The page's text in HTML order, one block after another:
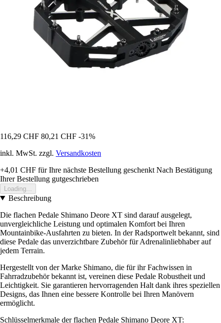
116,29 CHF 80,21 CHF -31%
inkl. MwSt. zzgl. Versandkosten
+4,01 CHF für Ihre nächste Bestellung geschenkt Nach Bestätigung
Ihrer Bestellung gutgeschrieben
Loading...
Beschreibung
Die flachen Pedale Shimano Deore XT sind darauf ausgelegt,
unvergleichliche Leistung und optimalen Komfort bei Ihren
Mountainbike-Ausfahrten zu bieten. In der Radsportwelt bekannt, sind
diese Pedale das unverzichtbare Zubehör für Adrenalinliebhaber auf
jedem Terrain.
Hergestellt von der Marke Shimano, die für ihr Fachwissen in
Fahrradzubehör bekannt ist, vereinen diese Pedale Robustheit und
Leichtigkeit. Sie garantieren hervorragenden Halt dank ihres speziellen
Designs, das Ihnen eine bessere Kontrolle bei Ihren Manövern
ermöglicht.
Schlüsselmerkmale der flachen Pedale Shimano Deore XT: